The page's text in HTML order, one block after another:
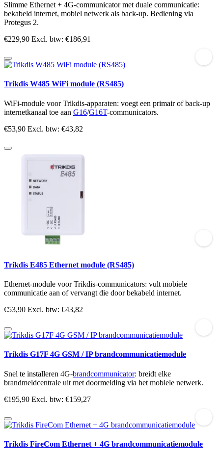
Slimme Ethernet + 4G-communicator met duale communicatie:
bekabeld internet, mobiel netwerk als back-up. Bediening via
Protegus 2.
€229,90 Excl. btw: €186,91
Trikdis W485 WiFi module (RS485)
WiFi-module voor Trikdis-apparaten: voegt een primair of back-up
internetkanaal toe aan G16/G16T-communicators.
€53,90 Excl. btw: €43,82
Trikdis E485 Ethernet module (RS485)
Ethernet-module voor Trikdis-communicators: vult mobiele
communicatie aan of vervangt die door bekabeld internet.
€53,90 Excl. btw: €43,82
Trikdis G17F 4G GSM / IP brandcommunicatiemodule
Snel te installeren 4G-brandcommunicator: breidt elke
brandmeldcentrale uit met doormelding via het mobiele netwerk.
€195,90 Excl. btw: €159,27
Trikdis FireCom Ethernet + 4G brandcommunicatiemodule